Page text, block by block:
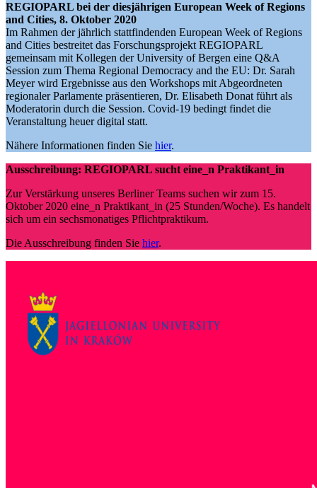
REGIOPARL bei der diesjährigen European Week of Regions
and Cities, 8. Oktober 2020
Im Rahmen der jährlich stattfindenden European Week of Regions
and Cities bestreitet das Forschungsprojekt REGIOPARL
gemeinsam mit Kollegen der University of Bergen eine Q&A
Session zum Thema Regional Democracy and the EU: Dr. Sarah
Meyer wird Ergebnisse aus den Workshops mit Abgeordneten
regionaler Parlamente präsentieren, Dr. Elisabeth Donat führt als
Moderatorin durch die Session. Covid-19 bedingt findet die
Veranstaltung heuer digital statt.
Nähere Informationen finden Sie hier.
Ausschreibung: REGIOPARL sucht eine_n Praktikant_in
Zur Verstärkung unseres Berliner Teams suchen wir zum 15.
Oktober 2020 eine_n Praktikant_in (25 Stunden/Woche). Es handelt
sich um ein sechsmonatiges Pflichtpraktikum.
Die Ausschreibung finden Sie hier.